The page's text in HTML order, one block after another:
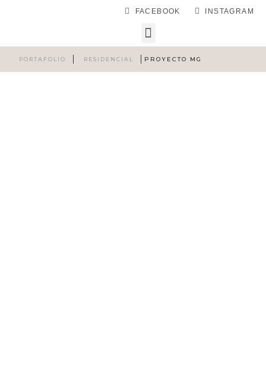
FACEBOOK INSTAGRAM
PORTAFOLIO RESIDENCIAL PROYECTO MG